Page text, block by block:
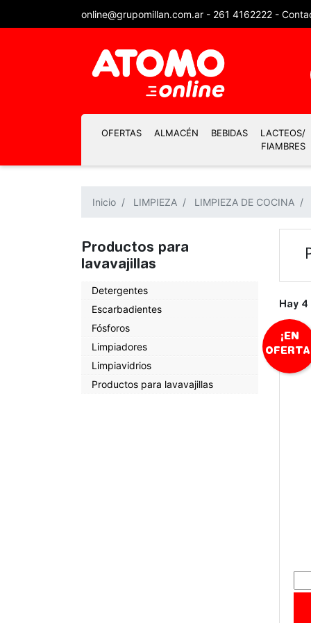
online@grupomillan.com.ar - 261 4162222 -
OFERTAS ALMACÉN BEBIDAS
LACTEOS/
FIAMBRES
Inicio LIMPIEZA LIMPIEZA DE COCINA
Productos para
lavavajillas
Detergentes
Escarbadientes
Fósforos
Limpiadores
Limpiavidrios
Productos para lavavajillas
Hay
¡EN